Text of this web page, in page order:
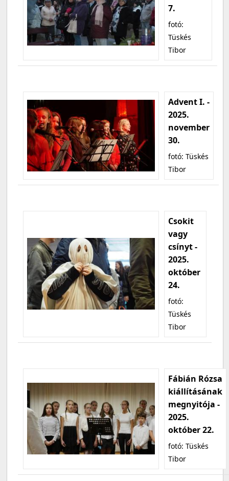
7.
fotó:
Tüskés
Tibor
Advent I. -
2025.
november
30.
fotó: Tüskés
Tibor
Csokit
vagy
csínyt -
2025.
október
24.
fotó:
Tüskés
Tibor
Fábián Rózsa
kiállításának
megnyitója -
2025.
október 22.
fotó: Tüskés
Tibor